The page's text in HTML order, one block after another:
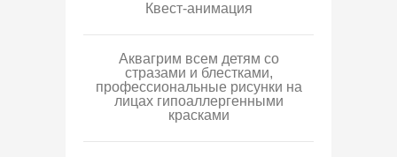
Квест-анимация
Аквагрим всем детям со
стразами и блестками,
профессиональные рисунки на
лицах гипоаллергенными
красками